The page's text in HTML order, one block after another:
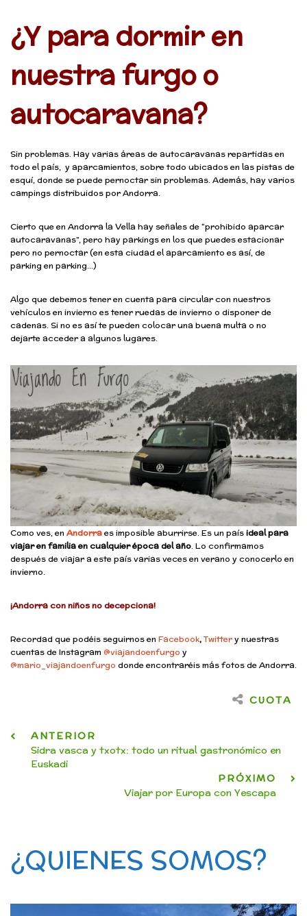
¿Y para dormir en
nuestra furgo o
autocaravana?
Sin problemas. Hay varias áreas de autocaravanas repartidas en
todo el país, y aparcamientos, sobre todo ubicados en las pistas de
esquí, donde se puede pernoctar sin problemas. Además, hay varios
campings distribuidos por Andorra.
Cierto que en Andorra la Vella hay señales de “prohibido aparcar
autocaravanas”, pero hay parkings en los que puedes estacionar
pero no pernoctar (en esta ciudad el aparcamiento es así, de
parking en parking…)
Algo que debemos tener en cuenta para circular con nuestros
vehículos en invierno es tener ruedas de invierno o disponer de
cadenas. Si no es así te pueden colocar una buena multa o no
dejarte acceder a algunos lugares.
Como ves, en Andorraes imposible aburrirse. Es un paísideal para
viajar en familia en cualquier época del año. Lo confirmamos
después de viajar a este país varias veces en verano y conocerlo en
invierno.
¡Andorra con niños no decepciona!
Recordad que podéis seguirnos en Facebook,Twittery nuestras
cuentas de Instagram @viajandoenfurgo y
@mario_viajandoenfurgo donde encontraréis más fotos de Andorra.
CUOTA
ANTERIOR
Sidra vasca y txotx: todo un ritual gastronómico en
Euskadi
PRÓXIMO
Viajar por Europa con Yescapa
¿QUIENES SOMOS?